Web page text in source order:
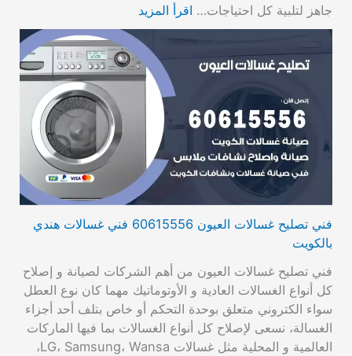
جاهز لتلبية كل احتياجات… اقرأ المزيد
فني تصليح غسالات العيون 60615556 فني غسالات هندي
بالكويت
فني تصليح غسالات العيون من أهم الشركات لصيانة و إصلاح
كل أنواع الغسالات العادية و الأوتوماتيك مهما كان نوع العطل
سواء الكتروني متعلق بوحدة التحكم أو خاص بتلف أحد أجزاء
الغسالة، نسعى لإصلاح كل أنواع الغسالات بما فيها الماركات
العالمية و المحلية مثل غسالات LG، Samsung، Wansa،